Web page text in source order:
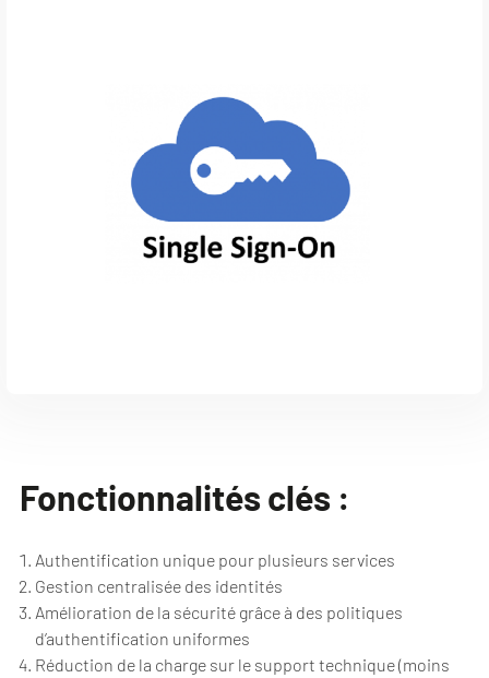
Fonctionnalités clés :
Authentification unique pour plusieurs services
Gestion centralisée des identités
Amélioration de la sécurité grâce à des politiques
d’authentification uniformes
Réduction de la charge sur le support technique (moins